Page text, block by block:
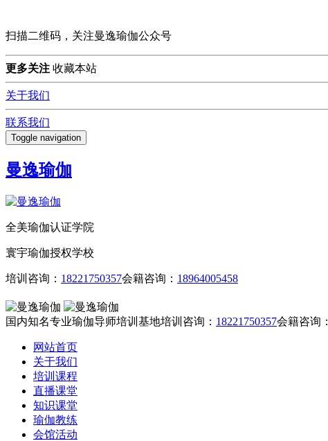
扫描二维码，关注曼逸瑜伽公众号
更多关注 收藏本站
关于我们
联系我们
Toggle navigation
曼逸瑜伽
全美瑜伽认证学院
寰宇瑜伽授权学校
培训咨询： 18221750357会籍咨询： 18964005458
国内知名专业瑜伽导师培训基地培训咨询： 18221750357会籍咨询：
网站首页
关于我们
培训课程
直播课堂
知识课堂
瑜伽教练
会馆活动